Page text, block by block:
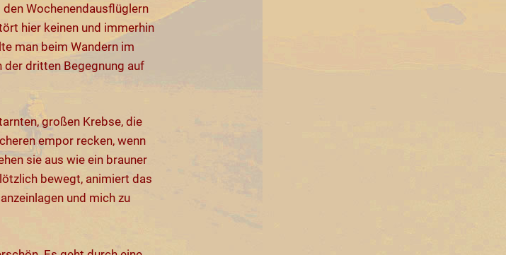
Wochenendausflüglern
hier keinen und immerhin
man beim Wandern im
der dritten Begegnung auf
großen Krebse, die
empor recken, wenn
sie aus wie ein brauner
bewegt, animiert das
und mich zu